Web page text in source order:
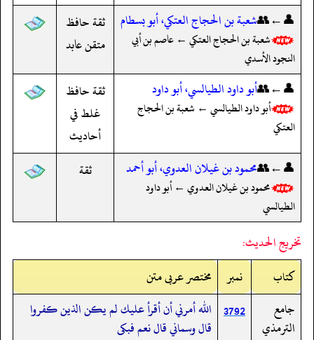
👤←👥شعبة بن الحجاج العتكي، أبو بسطام
شعبة بن الحجاج العتكي ← عاصم بن أبي
النجود الأسدي
ثقة حافظ
متقن عابد
👤←👥أبو داود الطيالسي، أبو داود
أبو داود الطيالسي ← شعبة بن الحجاج
العتكي
ثقة حافظ
غلط في
أحاديث
👤←👥محمود بن غيلان العدوي، أبو أحمد
محمود بن غيلان العدوي ← أبو داود
الطيالسي
ثقة
تخريج الحديث:
کتاب
نمبر
مختصر عربی متن
جامع
الترمذي
3792 الله أمرني أن أقرأ عليك لم يكن الذين كفروا
قال وسماني قال نعم فبكى